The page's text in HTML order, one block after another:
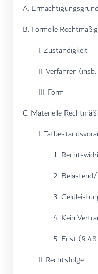
A.
B. Formelle
I. Zuständigkeit
II. Verfahren
III. Form
C. Materielle
I.
1.
2.
3.
4. Kein
5. Frist (§
II. Rechtsfolge